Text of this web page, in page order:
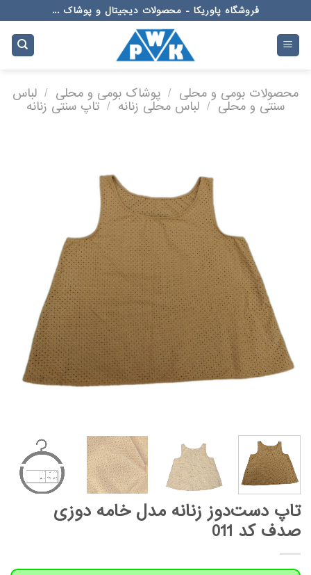
to
content
فروشگاه پاوریکا - محصولات دیجیتال و پوشاک ...
محصولات بومی و محلی / پوشاک بومی و محلی / لباس
سنتی و محلی / لباس محلی زنانه / تاپ سنتی زنانه
تاپ دست‌دوز زنانه مدل خامه دوزی
صدف کد 011